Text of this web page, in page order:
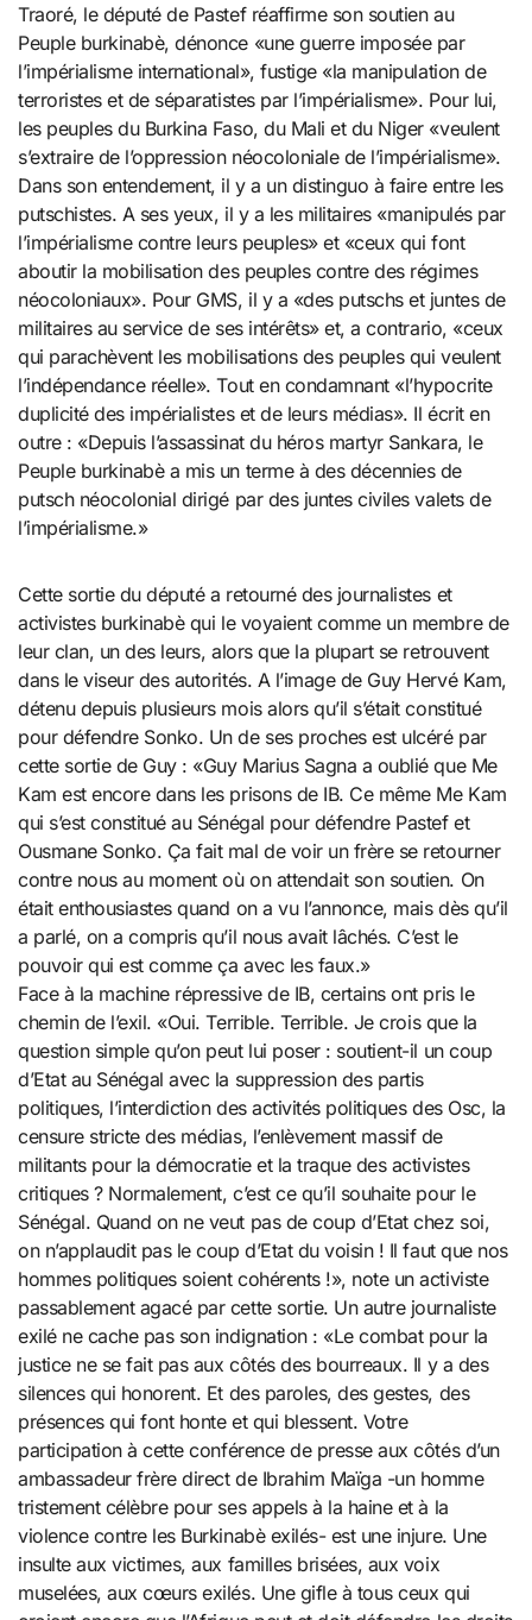
Traoré, le député de Pastef réaffirme son soutien au
Peuple burkinabè, dénonce «une guerre imposée par
l’impérialisme international», fustige «la manipulation de
terroristes et de séparatistes par l’impérialisme». Pour lui,
les peuples du Burkina Faso, du Mali et du Niger «veulent
s’extraire de l’oppression néocoloniale de l’impérialisme».
Dans son entendement, il y a un distinguo à faire entre les
putschistes. A ses yeux, il y a les militaires «manipulés par
l’impérialisme contre leurs peuples» et «ceux qui font
aboutir la mobilisation des peuples contre des régimes
néocoloniaux». Pour GMS, il y a «des putschs et juntes de
militaires au service de ses intérêts» et, a contrario, «ceux
qui parachèvent les mobilisations des peuples qui veulent
l’indépendance réelle». Tout en condamnant «l’hypocrite
duplicité des impérialistes et de leurs médias». Il écrit en
outre : «Depuis l’assassinat du héros martyr Sankara, le
Peuple burkinabè a mis un terme à des décennies de
putsch néocolonial dirigé par des juntes civiles valets de
l’impérialisme.»
Cette sortie du député a retourné des journalistes et
activistes burkinabè qui le voyaient comme un membre de
leur clan, un des leurs, alors que la plupart se retrouvent
dans le viseur des autorités. A l’image de Guy Hervé Kam,
détenu depuis plusieurs mois alors qu’il s’était constitué
pour défendre Sonko. Un de ses proches est ulcéré par
cette sortie de Guy : «Guy Marius Sagna a oublié que Me
Kam est encore dans les prisons de IB. Ce même Me Kam
qui s’est constitué au Sénégal pour défendre Pastef et
Ousmane Sonko. Ça fait mal de voir un frère se retourner
contre nous au moment où on attendait son soutien. On
était enthousiastes quand on a vu l’annonce, mais dès qu’il
a parlé, on a compris qu’il nous avait lâchés. C’est le
pouvoir qui est comme ça avec les faux.»
Face à la machine répressive de IB, certains ont pris le
chemin de l’exil. «Oui. Terrible. Terrible. Je crois que la
question simple qu’on peut lui poser : soutient-il un coup
d’Etat au Sénégal avec la suppression des partis
politiques, l’interdiction des activités politiques des Osc, la
censure stricte des médias, l’enlèvement massif de
militants pour la démocratie et la traque des activistes
critiques ? Normalement, c’est ce qu’il souhaite pour le
Sénégal. Quand on ne veut pas de coup d’Etat chez soi,
on n’applaudit pas le coup d’Etat du voisin ! Il faut que nos
hommes politiques soient cohérents !», note un activiste
passablement agacé par cette sortie. Un autre journaliste
exilé ne cache pas son indignation : «Le combat pour la
justice ne se fait pas aux côtés des bourreaux. Il y a des
silences qui honorent. Et des paroles, des gestes, des
présences qui font honte et qui blessent. Votre
participation à cette conférence de presse aux côtés d’un
ambassadeur frère direct de Ibrahim Maïga -un homme
tristement célèbre pour ses appels à la haine et à la
violence contre les Burkinabè exilés- est une injure. Une
insulte aux victimes, aux familles brisées, aux voix
muselées, aux cœurs exilés. Une gifle à tous ceux qui